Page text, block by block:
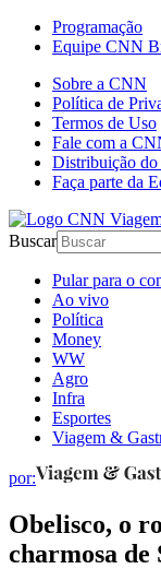
Programação
Equipe CNN
Sobre a CNN
Política de
Termos de Uso
Fale com a
Distribuição do
Faça parte da
Buscar
Pular para o
Ao vivo
Política
Money
WW
Agro
Infra
Esportes
Viagem &
por:
Obelisco, o
charmosa de